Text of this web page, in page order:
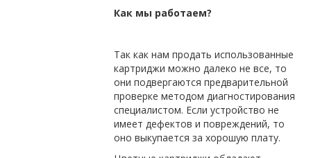
Как мы работаем?
Так как нам продать использованные
картриджи можно далеко не все, то
они подвергаются предварительной
проверке методом диагностирования
специалистом. Если устройство не
имеет дефектов и повреждений, то
оно выкупается за хорошую плату.